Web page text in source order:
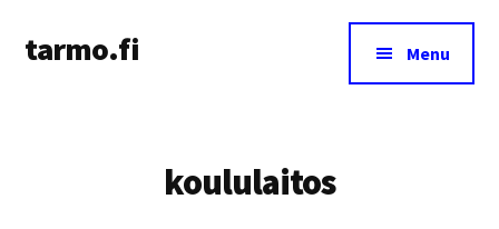
main
menu
tarmo.fi Menu
koululaitos